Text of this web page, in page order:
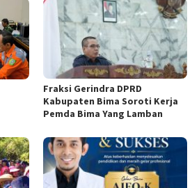
Fraksi Gerindra DPRD
Kabupaten Bima Soroti Kerja
Pemda Bima Yang Lamban